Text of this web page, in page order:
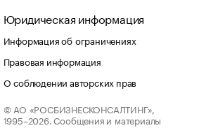
Юридическая информация
Информация об ограничениях
Правовая информация
О соблюдении авторских прав
© АО «РОСБИЗНЕСКОНСАЛТИНГ»,
1995–2026. Сообщения и материалы